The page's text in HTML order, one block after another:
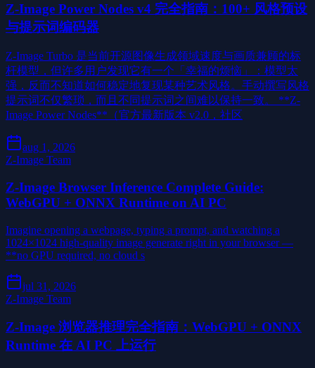
Z-Image Power Nodes v4 完全指南：100+ 风格预设
与提示词编码器
Z-Image Turbo 是当前开源图像生成领域速度与画质兼顾的标
杆模型，但许多用户发现它有一个「幸福的烦恼」：模型太
强，反而不知道如何稳定地复现某种艺术风格。手动撰写风格
提示词不仅繁琐，而且不同提示词之间难以保持一致。 **Z-
Image Power Nodes**（官方最新版本 v2.0，社区
aug 1, 2026
Z-Image Team
Z-Image Browser Inference Complete Guide:
WebGPU + ONNX Runtime on AI PC
Imagine opening a webpage, typing a prompt, and watching a
1024×1024 high-quality image generate right in your browser —
**no GPU required, no cloud s
jul 31, 2026
Z-Image Team
Z-Image 浏览器推理完全指南：WebGPU + ONNX
Runtime 在 AI PC 上运行